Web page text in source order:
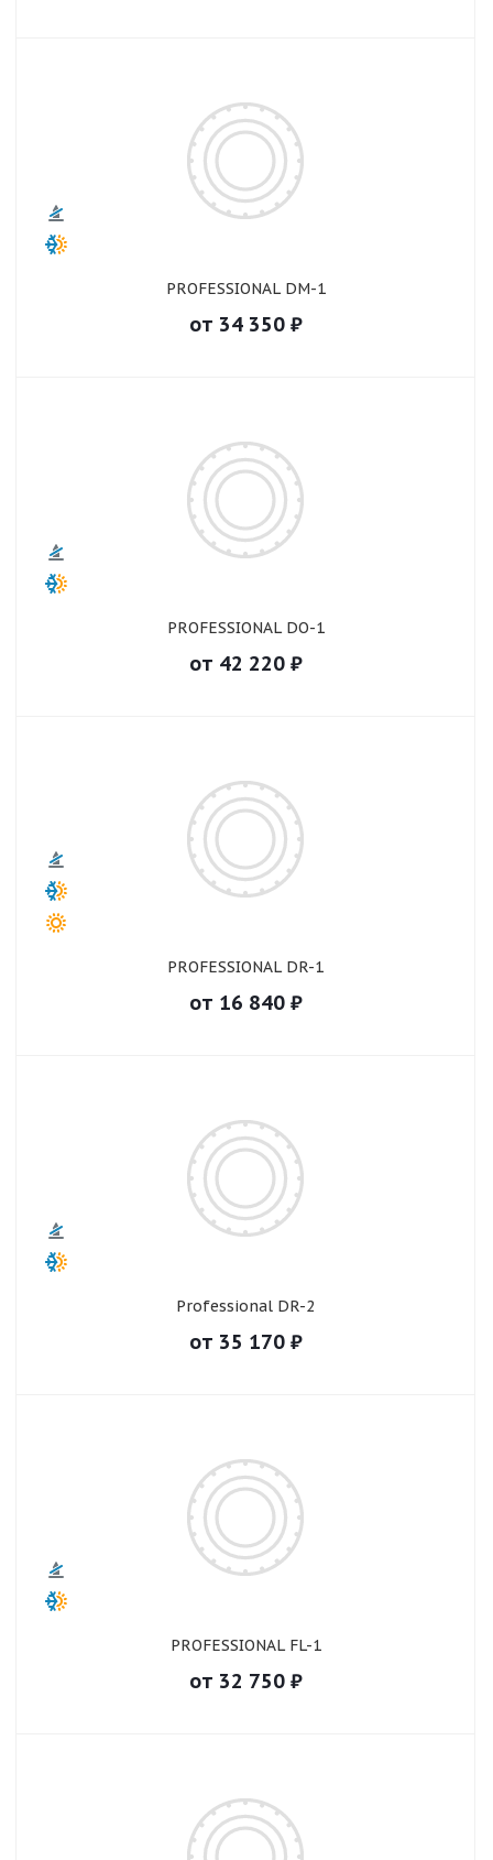
PROFESSIONAL DM-1
от 34 350₽
PROFESSIONAL DO-1
от 42 220₽
PROFESSIONAL DR-1
от 16 840₽
Professional DR-2
от 35 170₽
PROFESSIONAL FL-1
от 32 750₽